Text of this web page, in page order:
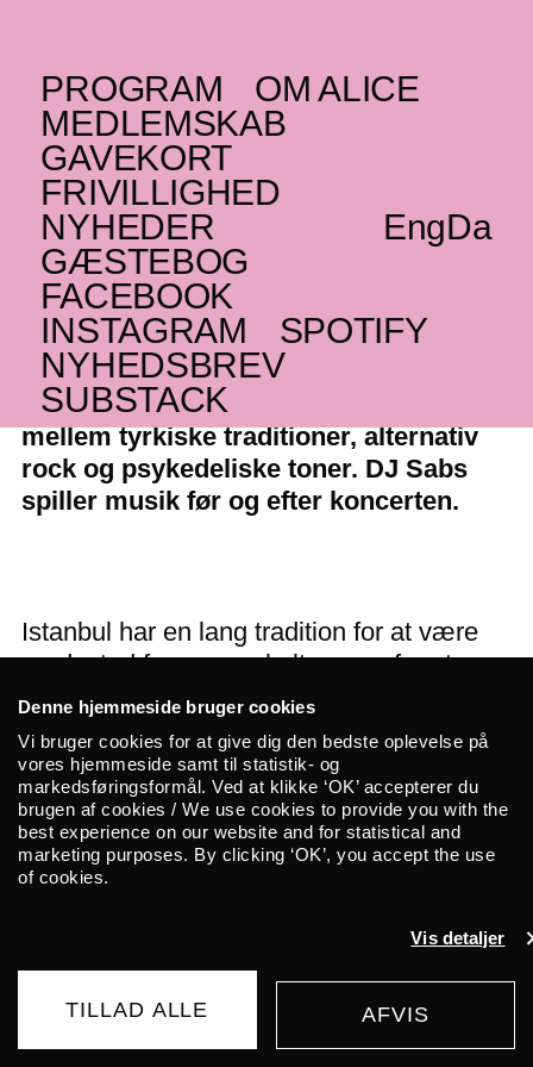
Denne hjemmeside bruger cookies
Vi bruger cookies for at give dig den bedste oplevelse på
vores hjemmeside samt til statistik- og
markedsføringsformål. Ved at klikke ‘OK’ accepterer du
brugen af cookies / We use cookies to provide you with the
best experience on our website and for statistical and
marketing purposes. By clicking ‘OK’, you accept the use
of cookies.
Vis detaljer
TILLAD ALLE AFVIS
PROGRAM
OM ALICE
MEDLEMSKAB
GAVEKORT
FRIVILLIGHED
NYHEDER
Da
Eng
GÆSTEBOG
FACEBOOK
INSTAGRAM
SPOTIFY
NYHEDSBREV
SUBSTACK
FREDAG _02.11.18
Gaye Su Akyol
Sabs – udsolgt
Turkish psych og alternative
Den ikoniske Istanbul-sanger Gaye Su
Akyol skaber fascinerende møde
mellem tyrkiske traditioner, alternativ
rock og psykedeliske toner. DJ Sabs
spiller musik før og efter koncerten.
Istanbul har en lang tradition for at være
mødested for mange kulturer og for at
være en bro mellem Øst og Vest. Det er
en tradition, som reflekteres i Gaye Su
Akyols musik. Selv nævner hun Nick Cave
& The Bad Seeds, Joy Division og
Einstürzende Neubaten som tidlige
musikalske forbilleder, men hun har
samtidig formået at kanaliserer denne
anatolsk og græsk folkemusik, ligesom
hendes musik sender nik i retning af både
tyrkisk psych og klassiske tyrkiske divaer.